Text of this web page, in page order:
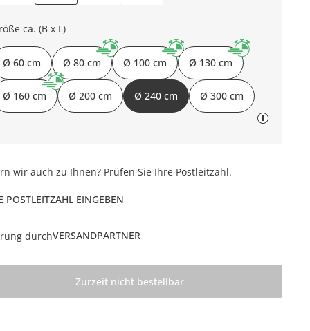
ca. (B x L)
Ø 60 cm Ø 80 cm Ø 100 cm Ø 130 cm
Ø 160 cm Ø 200 cm Ø 240 cm Ø 300 cm
wir auch zu Ihnen? Prüfen Sie Ihre Postleitzahl.
POSTLEITZAHL EINGEBEN
durchVERSANDPARTNER
Zurzeit nicht bestellbar